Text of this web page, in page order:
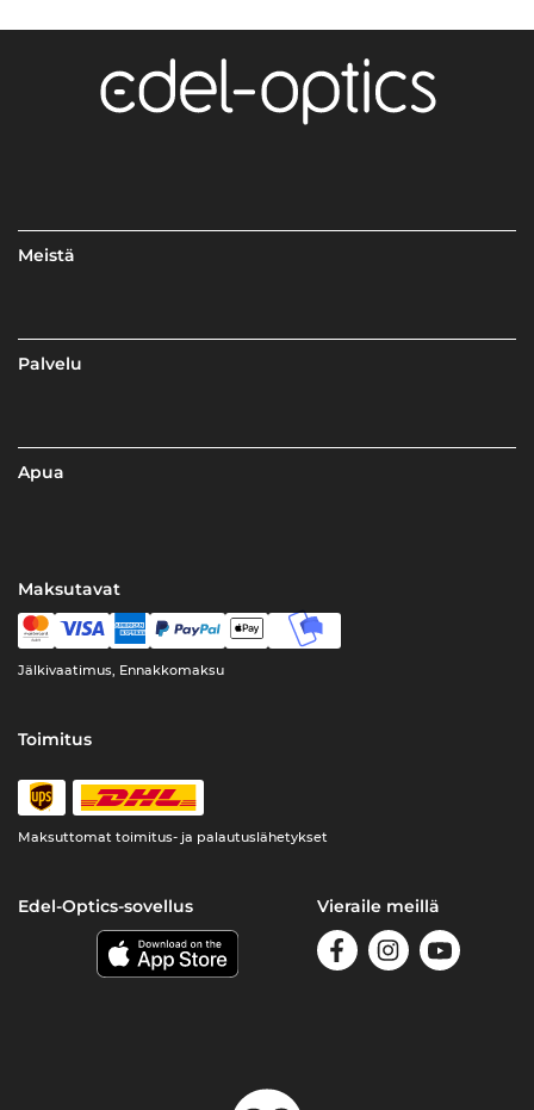
Meistä
Palvelu
Apua
Maksutavat
Jälkivaatimus, Ennakkomaksu
Toimitus
Maksuttomat toimitus- ja palautuslähetykset
Edel-Optics-sovellus Vieraile meillä